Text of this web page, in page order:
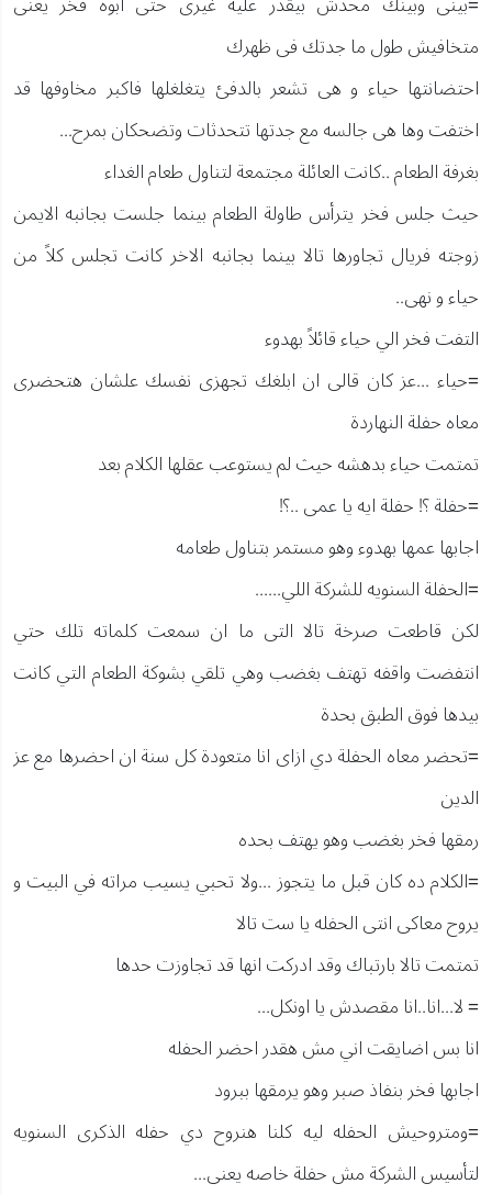
متخافيش طول ما جدتك فى ظهرك
احتضانتها حياء و هى تشعر بالدفئ يتغلغلها فاكبر مخاوفها قد
اختفت وها هى جالسه مع جدتها تتحدثات وتضحكان بمرح...
بغرفة الطعام ..كانت العائلة مجتمعة لتناول طعام الغداء
حيث جلس فخر يترأس طاولة الطعام بينما جلست بجانبه الايمن
زوجته فريال تجاورها تالا بينما بجانبه الاخر كانت تجلس كلاً من
حياء و نهى..
التفت فخر الي حياء قائلاً بهدوء
=حياء ...عز كان قالى ان ابلغك تجهزى نفسك علشان هتحضرى
معاه حفلة النهاردة
تمتمت حياء بدهشه حيث لم يستوعب عقلها الكلام بعد
=حفلة ؟! حفلة ايه يا عمى ..؟!
اجابها عمها بهدوء وهو مستمر بتناول طعامه
=الحفلة السنويه للشركة اللي......
لكن قاطعت صرخة تالا التى ما ان سمعت كلماته تلك حتي
انتفضت واقفه تهتف بغضب وهي تلقي بشوكة الطعام التي كانت
بيدها فوق الطبق بحدة
=تحضر معاه الحفلة دي ازاى انا متعودة كل سنة ان احضرها مع عز
الدين
رمقها فخر بغضب وهو يهتف بحده
=الكلام ده كان قبل ما يتجوز ...ولا تحبي يسيب مراته في البيت و
يروح معاكى انتى الحفله يا ست تالا
تمتمت تالا بارتباك وقد ادركت انها قد تجاوزت حدها
= لا...انا..انا مقصدش يا اونكل...
انا بس اضايقت اني مش هقدر احضر الحفله
اجابها فخر بنفاذ صبر وهو يرمقها ببرود
=ومتروحيش الحفله ليه كلنا هنروح دي حفله الذكرى السنويه
لتأسيس الشركة مش حفلة خاصه يعنى...